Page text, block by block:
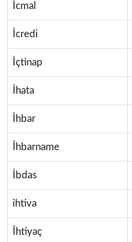
İcmal
İcredi
İçtinap
İhata
İhbar
İhbarname
İbdas
ihtiva
İhtiyaç